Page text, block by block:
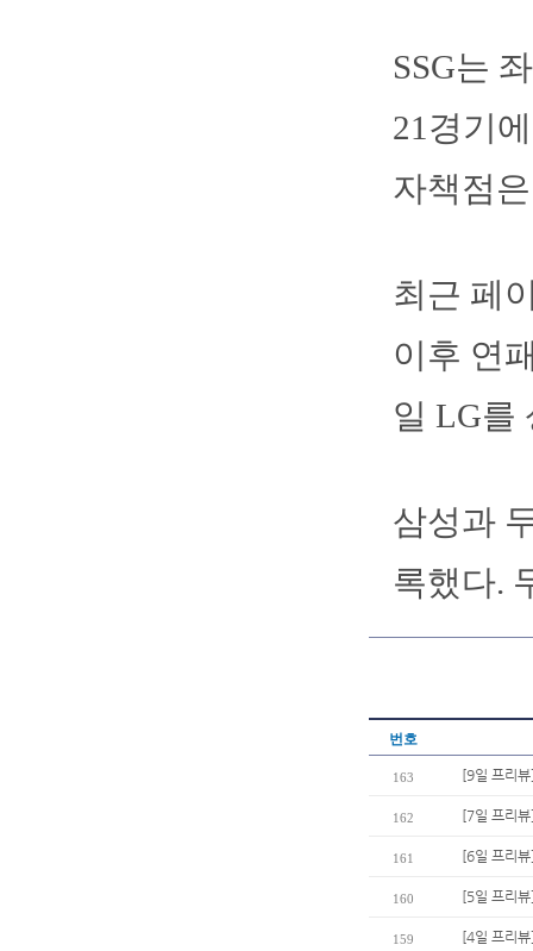
SSG는
21경기
자책점
최근 페
이후 연
일 LG를
삼성과
록했다.
번호
163 [9일 프리
162 [7일 프리
161 [6일 프리
160 [5일 프리
159 [4일 프리